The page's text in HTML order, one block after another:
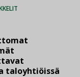
taloyhtiöissä